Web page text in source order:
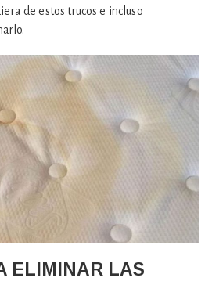
de estos trucos e incluso
ELIMINAR LAS